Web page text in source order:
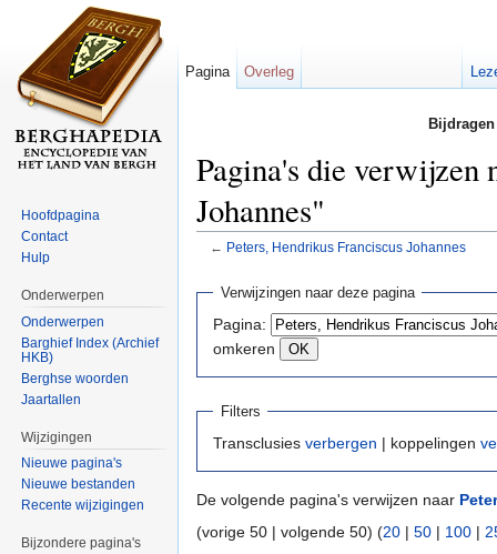
Pagina's die verwijzen
Johannes"
← Peters, Hendrikus Franciscus Johannes
Verwijzingen naar deze pagina
Pagina:
omkeren
Filters
Transclusies verbergen | koppelingen
De volgende pagina's verwijzen naar
(vorige 50 | volgende 50) (20 | 50 | 100 |
Pagina Overleg
Hoofdpagina
Contact
Hulp
Onderwerpen
Onderwerpen
Barghief Index (Archief
HKB)
Berghse woorden
Jaartallen
Wijzigingen
Nieuwe pagina's
Nieuwe bestanden
Recente wijzigingen
Bijzondere pagina's